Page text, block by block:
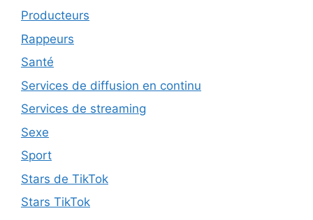
Producteurs
Rappeurs
Santé
Services de diffusion en continu
Services de streaming
Sexe
Sport
Stars de TikTok
Stars TikTok